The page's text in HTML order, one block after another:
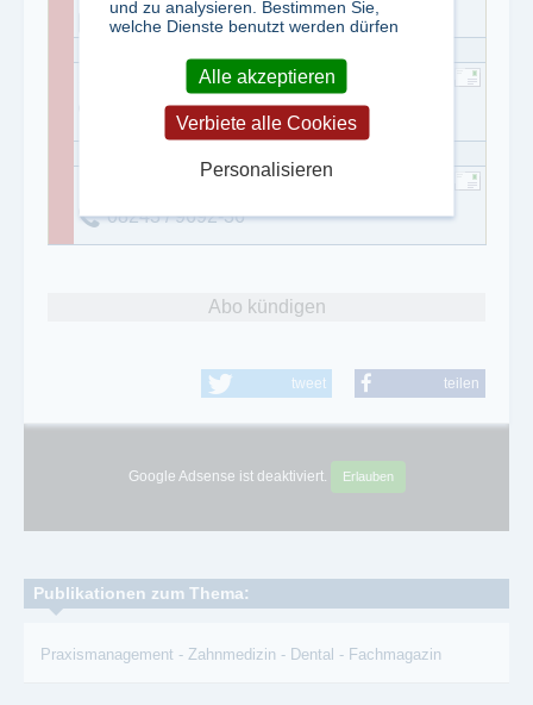
09221 949-377
Sarah Krischik
08243 / 9692-13
Natascha Brand
08243 / 9692-36
Abo kündigen
tweet teilen
Google Adsense ist deaktiviert. Erlauben
Publikationen zum Thema:
Praxismanagement - Zahnmedizin - Dental - Fachmagazin
und zu analysieren. Bestimmen Sie,
welche Dienste benutzt werden dürfen
Alle akzeptieren
Verbiete alle Cookies
Personalisieren